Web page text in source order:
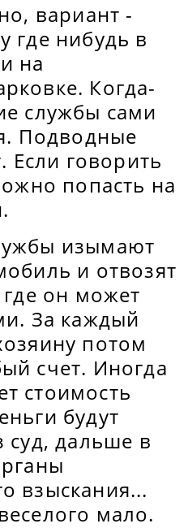
вариант -
где нибудь в
на
Когда-
службы сами
Подводные
Если говорить
попасть на
изымают
и отвозят
где он может
За каждый
потом
счет. Иногда
стоимость
будут
суд, дальше в
взыскания...
мало.